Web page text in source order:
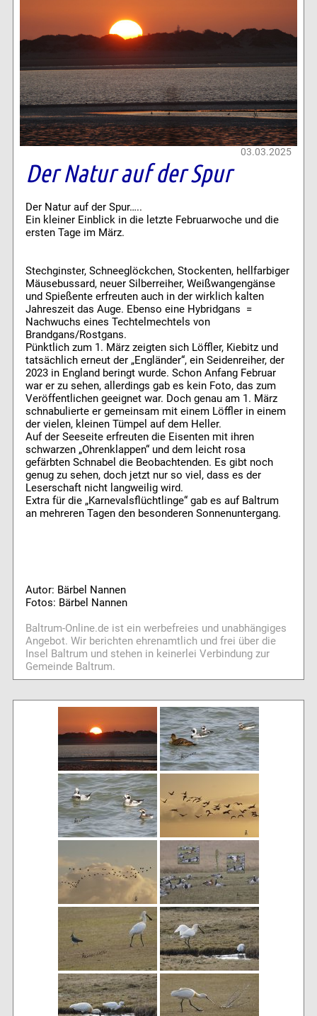
03.03.2025
Der Natur auf der Spur
Der Natur auf der Spur…..
Ein kleiner Einblick in die letzte Februarwoche und die
ersten Tage im März.
Stechginster, Schneeglöckchen, Stockenten, hellfarbiger
Mäusebussard, neuer Silberreiher, Weißwangengänse
und Spießente erfreuten auch in der wirklich kalten
Jahreszeit das Auge. Ebenso eine Hybridgans =
Nachwuchs eines Techtelmechtels von
Brandgans/Rostgans.
Pünktlich zum 1. März zeigten sich Löffler, Kiebitz und
tatsächlich erneut der „Engländer“, ein Seidenreiher, der
2023 in England beringt wurde. Schon Anfang Februar
war er zu sehen, allerdings gab es kein Foto, das zum
Veröffentlichen geeignet war. Doch genau am 1. März
schnabulierte er gemeinsam mit einem Löffler in einem
der vielen, kleinen Tümpel auf dem Heller.
Auf der Seeseite erfreuten die Eisenten mit ihren
schwarzen „Ohrenklappen“ und dem leicht rosa
gefärbten Schnabel die Beobachtenden. Es gibt noch
genug zu sehen, doch jetzt nur so viel, dass es der
Leserschaft nicht langweilig wird.
Extra für die „Karnevalsflüchtlinge“ gab es auf Baltrum
an mehreren Tagen den besonderen Sonnenuntergang.
Autor: Bärbel Nannen
Fotos: Bärbel Nannen
Baltrum-Online.de ist ein werbefreies und unabhängiges
Angebot. Wir berichten ehrenamtlich und frei über die
Insel Baltrum und stehen in keinerlei Verbindung zur
Gemeinde Baltrum.